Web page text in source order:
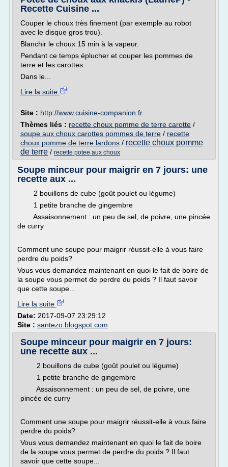
Recette Cuisine ...
Couper le choux très finement (par exemple au robot
avec le disque gros trou).
Blanchir le choux 15 min à la vapeur.
Pendant ce temps éplucher et couper les pommes de
terre et les carottes.
Dans le...
Lire la suite
Site : http://www.cuisine-companion.fr
Thèmes liés : recette choux pomme de terre carotte /
soupe aux choux carottes pommes de terre / recette
choux pomme de terre lardons / recette choux pomme
de terre / recette potee aux choux
Soupe minceur pour maigrir en 7 jours: une
recette aux ...
2 bouillons de cube (goût poulet ou légume)
1 petite branche de gingembre
Assaisonnement : un peu de sel, de poivre, une pincée
de curry
Comment une soupe pour maigrir réussit-elle à vous faire
perdre du poids?
Vous vous demandez maintenant en quoi le fait de boire de
la soupe vous permet de perdre du poids ? Il faut savoir
que cette soupe...
Lire la suite
Date: 2017-09-07 23:29:12
Site : santezo.blogspot.com
Soupe minceur pour maigrir en 7 jours:
une recette aux ...
2 bouillons de cube (goût poulet ou légume)
1 petite branche de gingembre
Assaisonnement : un peu de sel, de poivre, une
pincée de curry
Comment une soupe pour maigrir réussit-elle à vous faire
perdre du poids?
Vous vous demandez maintenant en quoi le fait de boire
de la soupe vous permet de perdre du poids ? Il faut
savoir que cette soupe...